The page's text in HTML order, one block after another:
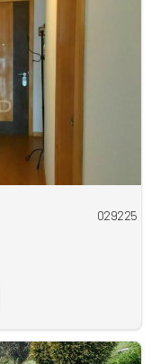
029225